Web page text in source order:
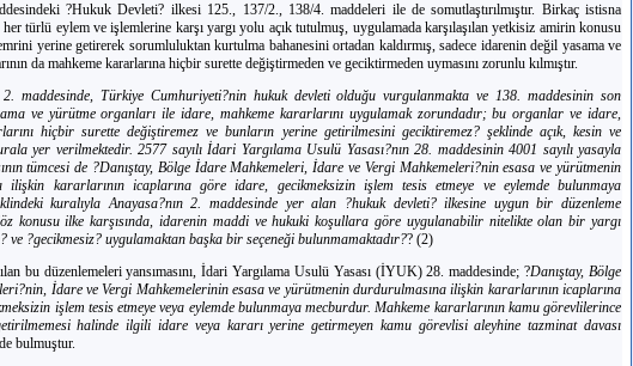
?Hukuk Devleti? ilkesi 125., 137/2., 138/4. maddeleri ile de somutlaştırılmıştır. Birkaç istisna
her türlü eylem ve işlemlerine karşı yargı yolu açık tutulmuş, uygulamada karşılaşılan yetkisiz amirin konusu
yerine getirerek sorumluluktan kurtulma bahanesini ortadan kaldırmış, sadece idarenin değil yasama ve
da mahkeme kararlarına hiçbir surette değiştirmeden ve geciktirmeden uymasını zorunlu kılmıştır.
2. maddesinde, Türkiye Cumhuriyeti?nin hukuk devleti olduğu vurgulanmakta ve 138. maddesinin son
ve yürütme organları ile idare, mahkeme kararlarını uygulamak zorundadır; bu organlar ve idare,
hiçbir surette değiştiremez ve bunların yerine getirilmesini geciktiremez? şeklinde açık, kesin ve
yer verilmektedir. 2577 sayılı İdari Yargılama Usulü Yasası?nın 28. maddesinin 4001 sayılı yasayla
tümcesi de ?Danıştay, Bölge İdare Mahkemeleri, İdare ve Vergi Mahkemeleri?nin esasa ve yürütmenin
ilişkin kararlarının icaplarına göre idare, gecikmeksizin işlem tesis etmeye ve eylemde bulunmaya
kuralıyla Anayasa?nın 2. maddesinde yer alan ?hukuk devleti? ilkesine uygun bir düzenleme
konusu ilke karşısında, idarenin maddi ve hukuki koşullara göre uygulanabilir nitelikte olan bir yargı
ve ?gecikmesiz? uygulamaktan başka bir seçeneği bulunmamaktadır?? (2)
bu düzenlemeleri yansımasını, İdari Yargılama Usulü Yasası (İYUK) 28. maddesinde; ?Danıştay, Bölge
İdare ve Vergi Mahkemelerinin esasa ve yürütmenin durdurulmasına ilişkin kararlarının icaplarına
işlem tesis etmeye veya eylemde bulunmaya mecburdur. Mahkeme kararlarının kamu görevlilerince
halinde ilgili idare veya kararı yerine getirmeyen kamu görevlisi aleyhine tazminat davası
bulmuştur.